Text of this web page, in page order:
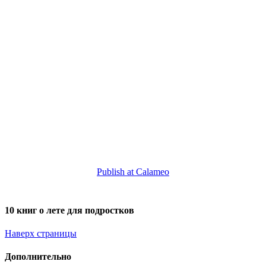
Publish at Calameo
10 книг о лете для подростков
Наверх страницы
Дополнительно